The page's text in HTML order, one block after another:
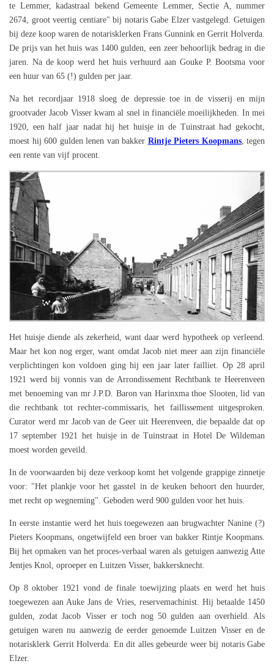
te Lemmer, kadastraal bekend Gemeente Lemmer, Sectie A, nummer
2674, groot veertig centiare" bij notaris Gabe Elzer vastgelegd. Getuigen
bij deze koop waren de notarisklerken Frans Gunnink en Gerrit Holverda.
De prijs van het huis was 1400 gulden, een zeer behoorlijk bedrag in die
jaren. Na de koop werd het huis verhuurd aan Gouke P. Bootsma voor
een huur van 65 (!) gulden per jaar.
Na het recordjaar 1918 sloeg de depressie toe in de visserij en mijn
grootvader Jacob Visser kwam al snel in financiële moeilijkheden. In mei
1920, een half jaar nadat hij het huisje in de Tuinstraat had gekocht,
moest hij 600 gulden lenen van bakker Rintje Pieters Koopmans, tegen
een rente van vijf procent.
Het huisje diende als zekerheid, want daar werd hypotheek op verleend.
Maar het kon nog erger, want omdat Jacob niet meer aan zijn financiële
verplichtingen kon voldoen ging hij een jaar later failliet. Op 28 april
1921 werd bij vonnis van de Arrondissement Rechtbank te Heerenveen
met benoeming van mr J.P.D. Baron van Harinxma thoe Slooten, lid van
die rechtbank tot rechter-commissaris, het faillissement uitgesproken.
Curator werd mr Jacob van de Geer uit Heerenveen, die bepaalde dat op
17 september 1921 het huisje in de Tuinstraat in Hotel De Wildeman
moest worden geveild.
In de voorwaarden bij deze verkoop komt het volgende grappige zinnetje
voor: "Het plankje voor het gasstel in de keuken behoort den huurder,
met recht op wegneming". Geboden werd 900 gulden voor het huis.
In eerste instantie werd het huis toegewezen aan brugwachter Nanine (?)
Pieters Koopmans, ongetwijfeld een broer van bakker Rintje Koopmans.
Bij het opmaken van het proces-verbaal waren als getuigen aanwezig Atte
Jentjes Knol, oproeper en Luitzen Visser, bakkersknecht.
Op 8 oktober 1921 vond de finale toewijzing plaats en werd het huis
toegewezen aan Auke Jans de Vries, reservemachinist. Hij betaalde 1450
gulden, zodat Jacob Visser er toch nog 50 gulden aan overhield. Als
getuigen waren nu aanwezig de eerder genoemde Luitzen Visser en de
notarisklerk Gerrit Holverda. En dit alles gebeurde weer bij notaris Gabe
Elzer.